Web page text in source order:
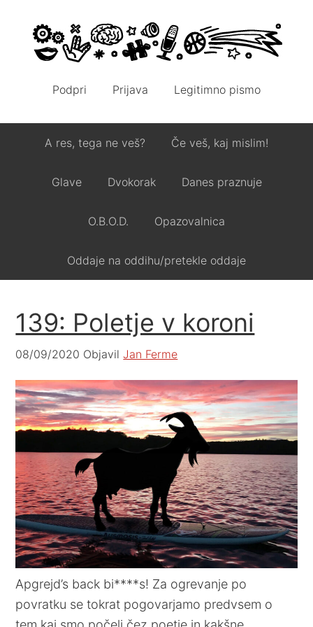
Podpri Prijava Legitimno pismo
A res, tega ne veš? Če veš, kaj mislim!
Glave Dvokorak Danes praznuje
O.B.O.D. Opazovalnica
Oddaje na oddihu/pretekle oddaje
139: Poletje v koroni
08/09/2020 ObjavilJan Ferme
Apgrejd’s back bi****s! Za ogrevanje po
povratku se tokrat pogovarjamo predvsem o